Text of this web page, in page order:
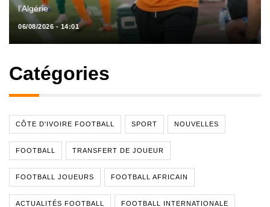
l’Algérie
06/08/2026 - 14:01
Catégories
CÔTE D'IVOIRE FOOTBALL SPORT NOUVELLES
FOOTBALL TRANSFERT DE JOUEUR
FOOTBALL JOUEURS FOOTBALL AFRICAIN
ACTUALITÉS FOOTBALL FOOTBALL INTERNATIONALE